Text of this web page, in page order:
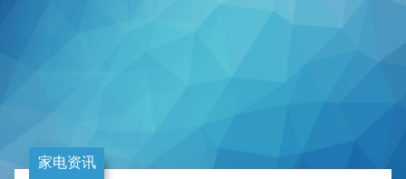
家电资讯